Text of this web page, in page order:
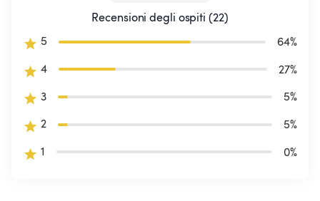
Recensioni degli ospiti (22)
5
64%
4
27%
3
5%
2
5%
1
0%